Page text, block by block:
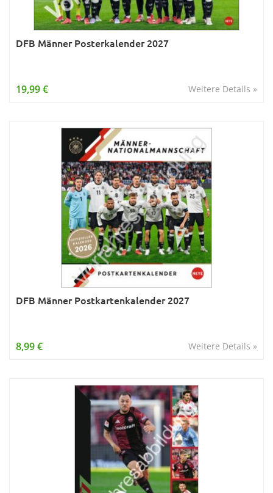
DFB Männer Posterkalender 2027
Weitere Details »
19,99 €
DFB Männer Postkartenkalender 2027
Weitere Details »
8,99 €